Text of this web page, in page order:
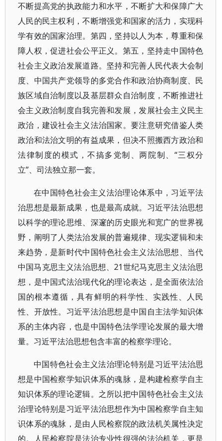
不断提高党的执政能力和水平，不断扩大和保障广大
人民的民主权利，不断增强党和国家的活力，实现科
学有效的国家治理。第四，坚持以人为本，尊重和保
障人权，促进社会公平正义。第五，坚持走中国特色
社会主义政治发展道路。坚持和完善人民代表大会制
度、中国共产党领导的多党合作和政治协商制度、民
族区域自治制度以及基层群众自治制度，不断推进社
会主义政治制度自我完善和发展，发展社会主义民主
政治，建设社会主义法治国家。要注意研究借鉴人类
政治和法治文明的有益成果，但决不照搬西方政治和
法律制度的模式，不搞多党制、两院制、“三权分
立”、司法独立那一套。
在中国特色社会主义法治理论体系中，习近平法
治思想是最新成果，也是最高成就。习近平法治思想
以科学的理论思维、深邃的历史眼光和宽广的世界视
野，阐明了人类法治发展的普遍规律、现实逻辑和未
来趋势，是新时代中国特色社会主义法治思想、当代
中国马克思主义法治思想、21世纪马克思主义法治思
想，是中国式法治现代化的理论表达，是全面依法治
国的根本遵循，具有鲜明的科学性、实践性、人民
性、开放性。习近平法治思想是中国自主法学知识体
系的主体内容，也是中国特色法学理论发展的最大增
量。习近平法治思想包含丰富的检察学理论。
中国特色社会主义法治理论特别是习近平法治思
想是中国检察学知识体系的魂脉，是构建检察学自主
知识体系的理论逻辑。之所以把中国特色社会主义法
治理论特别是习近平法治思想作为中国检察学自主知
识体系的魂脉，是由人民检察院的政法机关属性决定
的。人民检察院是法治专业性很强的法治机关，更是